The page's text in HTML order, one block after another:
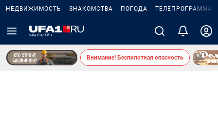
НЕДВИЖИМОСТЬ ЗНАКОМСТВА ПОГОДА ТЕЛЕПРОГРАММА
Внимание! Беспилотная опасность